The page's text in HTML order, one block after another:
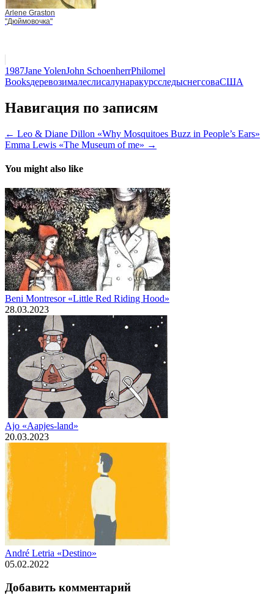
Arlene Graston
"Дюймовочка"
1987Jane YolenJohn SchoenherrPhilomel
BooksдеревозималеслисалунаракурсследыснегсоваСША
Навигация по записям
← Leo & Diane Dillon «Why Mosquitoes Buzz in People’s Ears»
Emma Lewis «The Museum of me» →
You might also like
Beni Montresor «Little Red Riding Hood»
28.03.2023
Ajo «Aapjes-land»
20.03.2023
André Letria «Destino»
05.02.2022
Добавить комментарий